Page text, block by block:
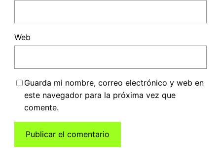
Web
Guarda mi nombre, correo electrónico y web en
este navegador para la próxima vez que
comente.